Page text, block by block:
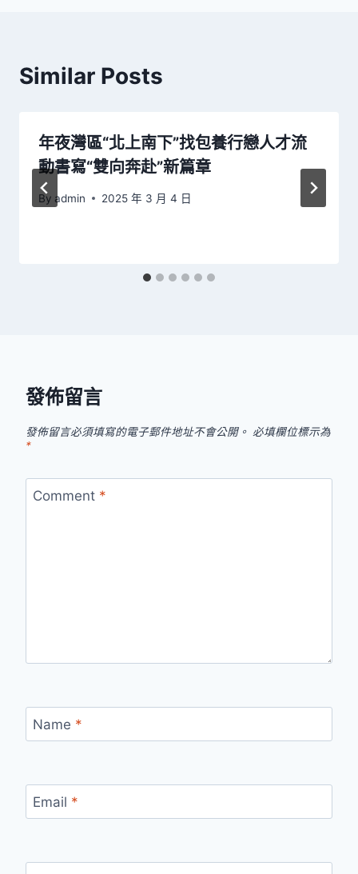
Similar Posts
年夜灣區“北上南下”找包養行戀人才流
動書寫“雙向奔赴”新篇章
By admin 2025 年 3 月 4 日
發佈留言
發佈留言必須填寫的電子郵件地址不會公開。 必填欄位標示為
*
Comment *
Name *
Email *